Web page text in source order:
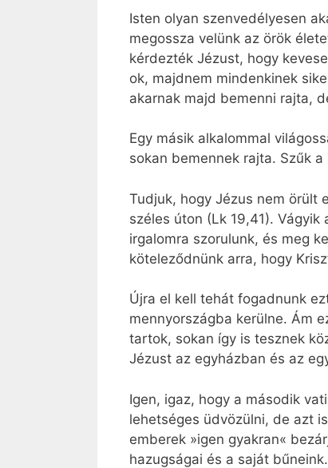
Isten olyan szenvedélyesen
megossza velünk az örök
kérdezték Jézust, hogy
ok, majdnem mindenkinek
akarnak majd bemenni rajta,
Egy másik alkalommal
sokan bemennek rajta. Szűk
Tudjuk, hogy Jézus nem örült
széles úton (Lk 19,41).
irgalomra szorulunk, és meg
köteleződnünk arra, hogy
Újra el kell tehát fogadnunk
mennyországba kerülne. Ám
tartok, sokan így is tesznek
Jézust az egyházban és az
Igen, igaz, hogy a második
lehetséges üdvözülni, de azt
emberek »igen gyakran«
hazugságai és a saját bűneink.